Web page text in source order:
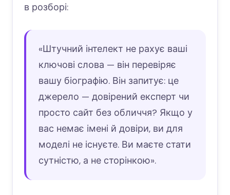
в розборі:
«Штучний інтелект не рахує ваші
ключові слова — він перевіряє
вашу біографію. Він запитує: це
джерело — довірений експерт чи
просто сайт без обличчя? Якщо у
вас немає імені й довіри, ви для
моделі не існуєте. Ви маєте стати
сутністю, а не сторінкою».